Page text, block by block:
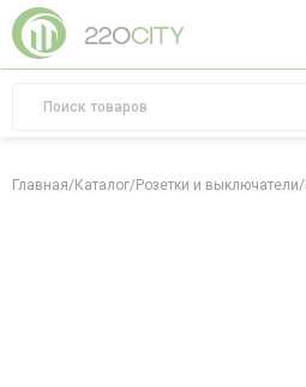
Главная/Каталог/Розетки и выключатели/